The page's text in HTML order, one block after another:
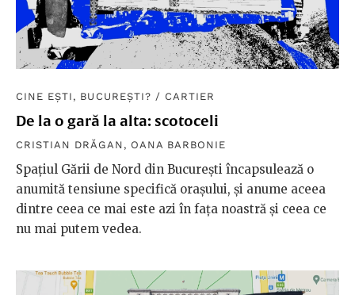
CINE EȘTI, BUCUREȘTI? / CARTIER
De la o gară la alta: scotoceli
CRISTIAN DRĂGAN , OANA BARBONIE
Spațiul Gării de Nord din București încapsulează o
anumită tensiune specifică orașului, și anume aceea
dintre ceea ce mai este azi în fața noastră și ceea ce
nu mai putem vedea.